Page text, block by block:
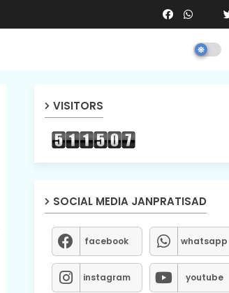
VISITORS
SOCIAL MEDIA JANPRATISAD
facebook whatsapp
instagram youtube